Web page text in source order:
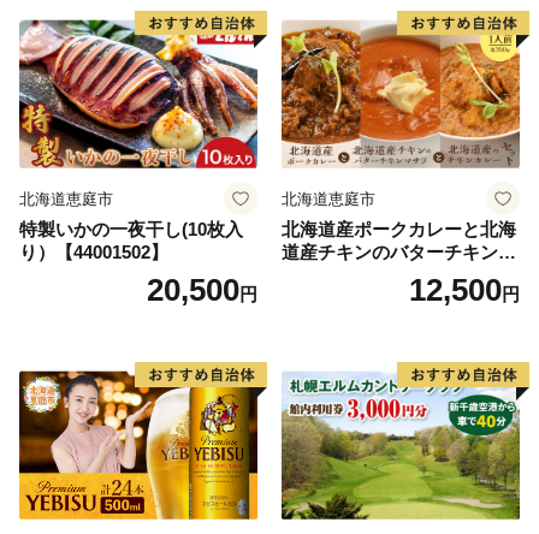
北海道恵庭市
特製いかの一夜干し(10枚入
り）【44001502】
20,500円
北海道恵庭市
北海道産ポークカレーと北海
道産チキンのバターチキンマ
サラと北海道産のチキンカレ
ーセット（各350g×1人前）
12,500円